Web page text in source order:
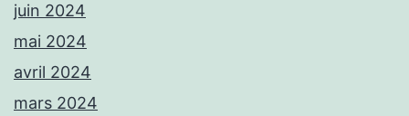
juin 2024
mai 2024
avril 2024
mars 2024